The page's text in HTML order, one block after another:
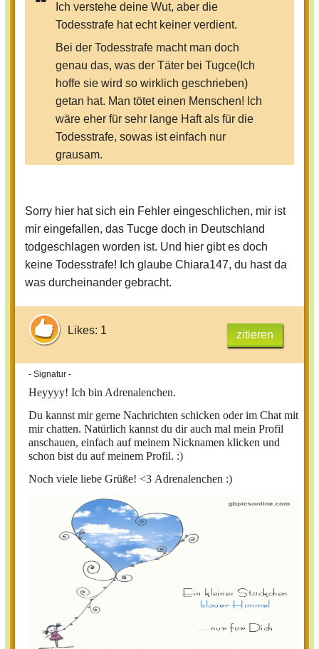
Ich verstehe deine Wut, aber die
Todesstrafe hat echt keiner verdient.
Bei der Todesstrafe macht man doch
genau das, was der Täter bei Tugce(Ich
hoffe sie wird so wirklich geschrieben)
getan hat. Man tötet einen Menschen! Ich
wäre eher für sehr lange Haft als für die
Todesstrafe, sowas ist einfach nur
grausam.
Sorry hier hat sich ein Fehler eingeschlichen, mir ist
mir eingefallen, das Tucge doch in Deutschland
todgeschlagen worden ist. Und hier gibt es doch
keine Todesstrafe! Ich glaube Chiara147, du hast da
was durcheinander gebracht.
Likes: 1 zitieren
- Signatur -
Heyyyy! Ich bin Adrenalenchen.
Du kannst mir gerne Nachrichten schicken oder im Chat mit
mir chatten. Natürlich kannst du dir auch mal mein Profil
anschauen, einfach auf meinem Nicknamen klicken und
schon bist du auf meinem Profil. :)
Noch viele liebe Grüße! <3 Adrenalenchen :)